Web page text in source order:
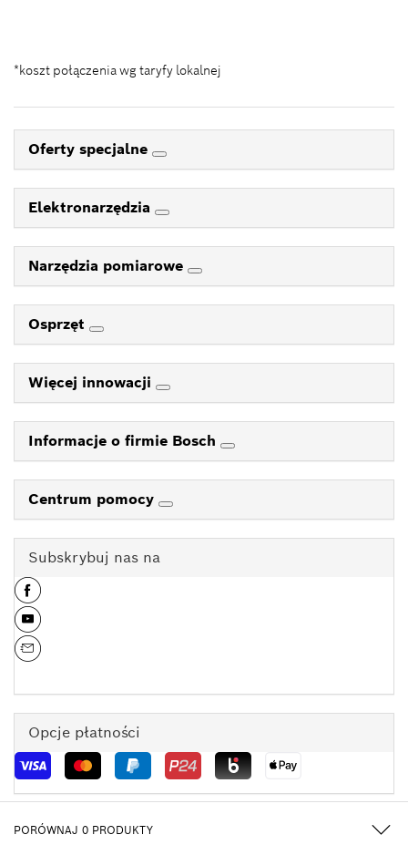
PORÓWNAJ 0 PRODUKTY
*koszt połączenia wg taryfy lokalnej
Oferty specjalne
Elektronarzędzia
Narzędzia pomiarowe
Osprzęt
Więcej innowacji
Informacje o firmie Bosch
Centrum pomocy
Subskrybuj nas na
Opcje płatności